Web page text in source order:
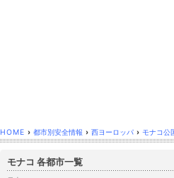
HOME › 都市別安全情報 › 西ヨーロッパ › モナコ公
モナコ 各都市一覧